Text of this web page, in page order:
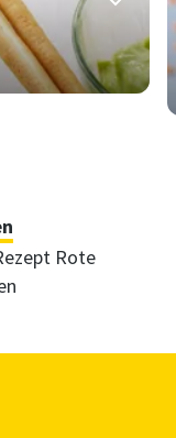
Rote